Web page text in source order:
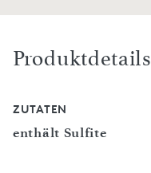
Produktdetails
ZUTATEN
enthält Sulfite